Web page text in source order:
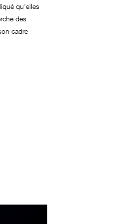
qu’elles
des
cadre